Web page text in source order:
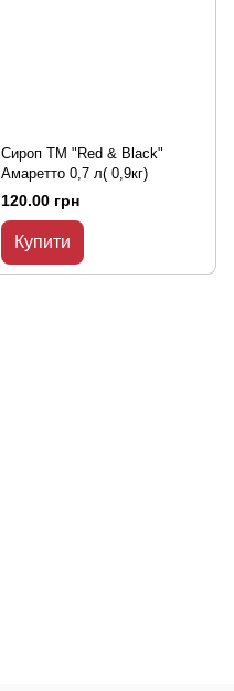
Сироп ТМ "Red & Black"
Амаретто 0,7 л( 0,9кг)
120.00 грн
Купити